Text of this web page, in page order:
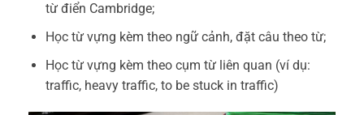
từ điển Cambridge;
Học từ vựng kèm theo ngữ cảnh, đặt câu theo từ;
Học từ vựng kèm theo cụm từ liên quan (ví dụ:
traffic, heavy traffic, to be stuck in traffic)